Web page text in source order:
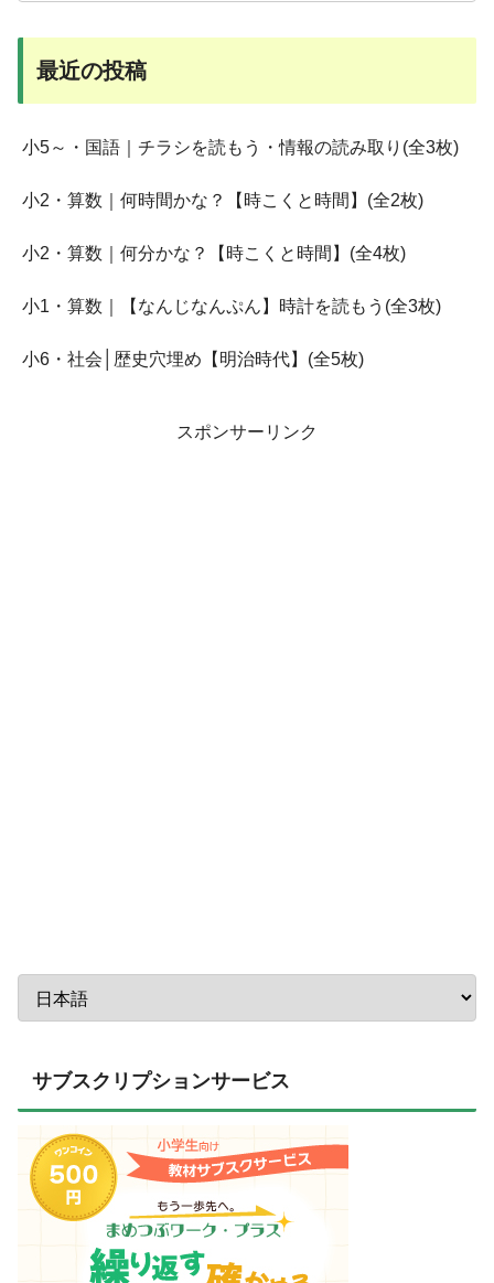
最近の投稿
小5～・国語｜チラシを読もう・情報の読み取り(全3枚)
小2・算数｜何時間かな？【時こくと時間】(全2枚)
小2・算数｜何分かな？【時こくと時間】(全4枚)
小1・算数｜【なんじなんぷん】時計を読もう(全3枚)
小6・社会│歴史穴埋め【明治時代】(全5枚)
スポンサーリンク
サブスクリプションサービス